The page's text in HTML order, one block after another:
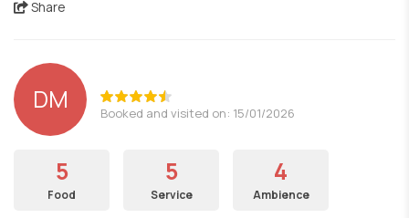
Share
DM Booked and visited on: 15/01/2026
5
Food
5
Service
4
Ambience